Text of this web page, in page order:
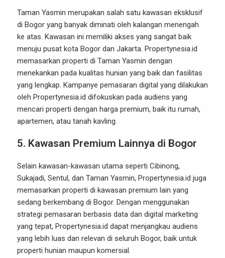
Taman Yasmin merupakan salah satu kawasan eksklusif
di Bogor yang banyak diminati oleh kalangan menengah
ke atas. Kawasan ini memiliki akses yang sangat baik
menuju pusat kota Bogor dan Jakarta. Propertynesia.id
memasarkan properti di Taman Yasmin dengan
menekankan pada kualitas hunian yang baik dan fasilitas
yang lengkap. Kampanye pemasaran digital yang dilakukan
oleh Propertynesia.id difokuskan pada audiens yang
mencari properti dengan harga premium, baik itu rumah,
apartemen, atau tanah kavling.
5. Kawasan Premium Lainnya di Bogor
Selain kawasan-kawasan utama seperti Cibinong,
Sukajadi, Sentul, dan Taman Yasmin, Propertynesia.id juga
memasarkan properti di kawasan premium lain yang
sedang berkembang di Bogor. Dengan menggunakan
strategi pemasaran berbasis data dan digital marketing
yang tepat, Propertynesia.id dapat menjangkau audiens
yang lebih luas dan relevan di seluruh Bogor, baik untuk
properti hunian maupun komersial.